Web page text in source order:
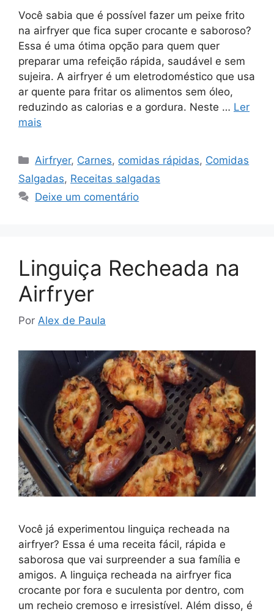
Você sabia que é possível fazer um peixe frito
na airfryer que fica super crocante e saboroso?
Essa é uma ótima opção para quem quer
preparar uma refeição rápida, saudável e sem
sujeira. A airfryer é um eletrodoméstico que usa
ar quente para fritar os alimentos sem óleo,
reduzindo as calorias e a gordura. Neste … Ler
mais
Categorias
Airfryer, Carnes, comidas rápidas, Comidas
Salgadas, Receitas salgadas
Deixe um comentário
Linguiça Recheada na
Airfryer
Por Alex de Paula
Você já experimentou linguiça recheada na
airfryer? Essa é uma receita fácil, rápida e
saborosa que vai surpreender a sua família e
amigos. A linguiça recheada na airfryer fica
crocante por fora e suculenta por dentro, com
um recheio cremoso e irresistível. Além disso, é